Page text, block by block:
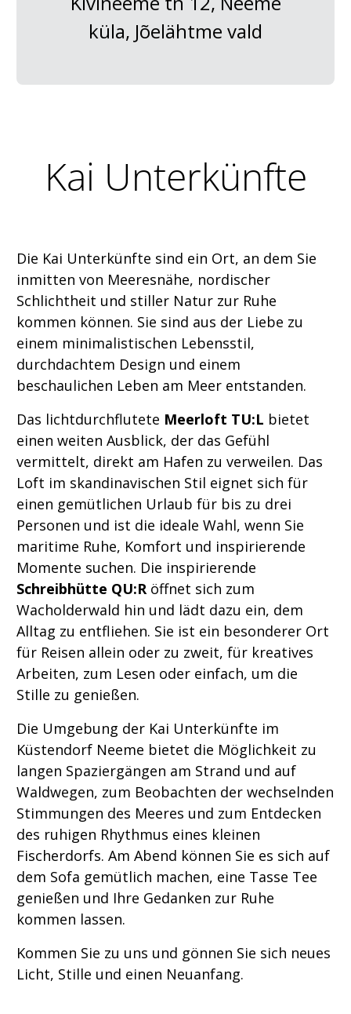
küla, Jõelähtme vald
Kai Unterkünfte
Die Kai Unterkünfte sind ein Ort, an dem Sie
inmitten von Meeresnähe, nordischer
Schlichtheit und stiller Natur zur Ruhe
kommen können. Sie sind aus der Liebe zu
einem minimalistischen Lebensstil,
durchdachtem Design und einem
beschaulichen Leben am Meer entstanden.
Das lichtdurchflutete Meerloft TU:L bietet
einen weiten Ausblick, der das Gefühl
vermittelt, direkt am Hafen zu verweilen. Das
Loft im skandinavischen Stil eignet sich für
einen gemütlichen Urlaub für bis zu drei
Personen und ist die ideale Wahl, wenn Sie
maritime Ruhe, Komfort und inspirierende
Momente suchen. Die inspirierende
Schreibhütte QU:R öffnet sich zum
Wacholderwald hin und lädt dazu ein, dem
Alltag zu entfliehen. Sie ist ein besonderer Ort
für Reisen allein oder zu zweit, für kreatives
Arbeiten, zum Lesen oder einfach, um die
Stille zu genießen.
Die Umgebung der Kai Unterkünfte im
Küstendorf Neeme bietet die Möglichkeit zu
langen Spaziergängen am Strand und auf
Waldwegen, zum Beobachten der wechselnden
Stimmungen des Meeres und zum Entdecken
des ruhigen Rhythmus eines kleinen
Fischerdorfs. Am Abend können Sie es sich auf
dem Sofa gemütlich machen, eine Tasse Tee
genießen und Ihre Gedanken zur Ruhe
kommen lassen.
Kommen Sie zu uns und gönnen Sie sich neues
Licht, Stille und einen Neuanfang.